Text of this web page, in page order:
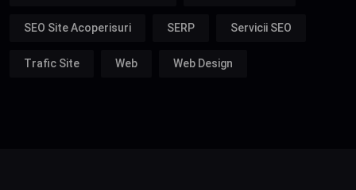
SEO Site Acoperisuri SERP Servicii SEO
Trafic Site Web Web Design